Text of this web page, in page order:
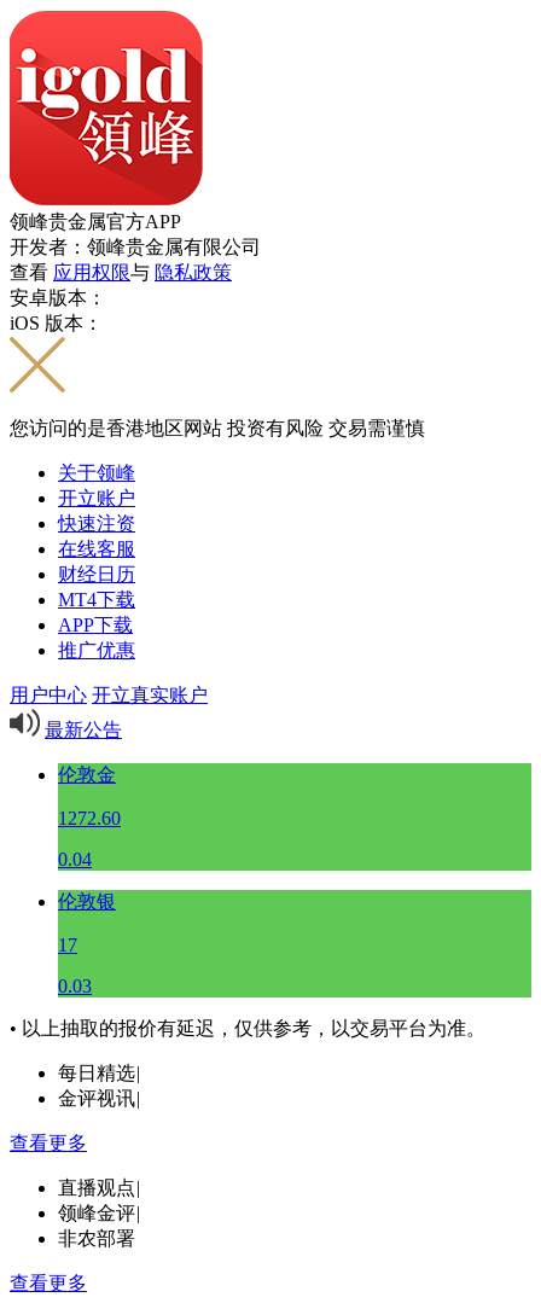
领峰贵金属官方APP
开发者：领峰贵金属有限公司
查看 应用权限与 隐私政策
安卓版本：
iOS 版本：
您访问的是香港地区网站 投资有风险 交易需谨慎
关于领峰
开立账户
快速注资
在线客服
财经日历
MT4下载
APP下载
推广优惠
用户中心 开立真实账户
最新公告
伦敦金
1272.60
0.04
伦敦银
17
0.03
• 以上抽取的报价有延迟，仅供参考，以交易平台为准。
每日精选|
金评视讯|
查看更多
直播观点|
领峰金评|
非农部署
查看更多